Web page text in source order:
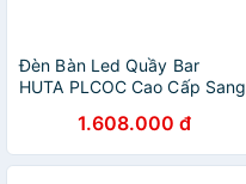
Đèn Bàn Led Quầy Bar
HUTA PLCOC Cao Cấp Sang
Sáng Vàng Trang Trí Bàn Ăn,
Nhà Hàng, Lounge, Sự Kiện
1.608.000 đ